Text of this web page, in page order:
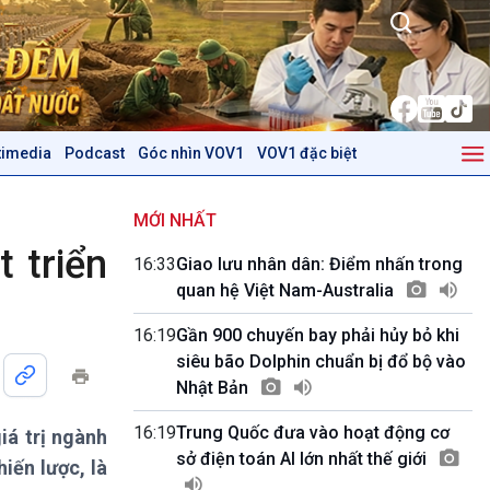
Podcast Góc nhìn VOV1 VOV1 đặc biệt
Trước giờ mở cửa
Dòng chảy Kinh tế
Tuyên chiến với gian lận
thương mại
Mùa vàng
Biển đảo Việt Nam
Tâm tình biên giới và hải
đảo
Tìm hiểu biển, đảo Việt
Nam
Podcast
Góc nhìn VOV1
triển
trị ngành
lược, là
MỚI NHẤT
16:33Giao lưu nhân dân: Điểm nhấn trong
quan hệ Việt Nam-Australia
16:19Gần 900 chuyến bay phải hủy bỏ khi
siêu bão Dolphin chuẩn bị đổ bộ vào
Nhật Bản
16:19Trung Quốc đưa vào hoạt động cơ
sở điện toán AI lớn nhất thế giới